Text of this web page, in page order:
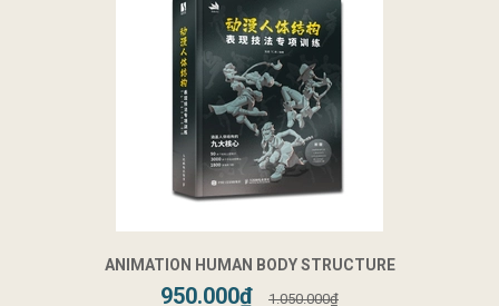
ANIMATION HUMAN BODY STRUCTURE
950.000₫ 1.050.000₫